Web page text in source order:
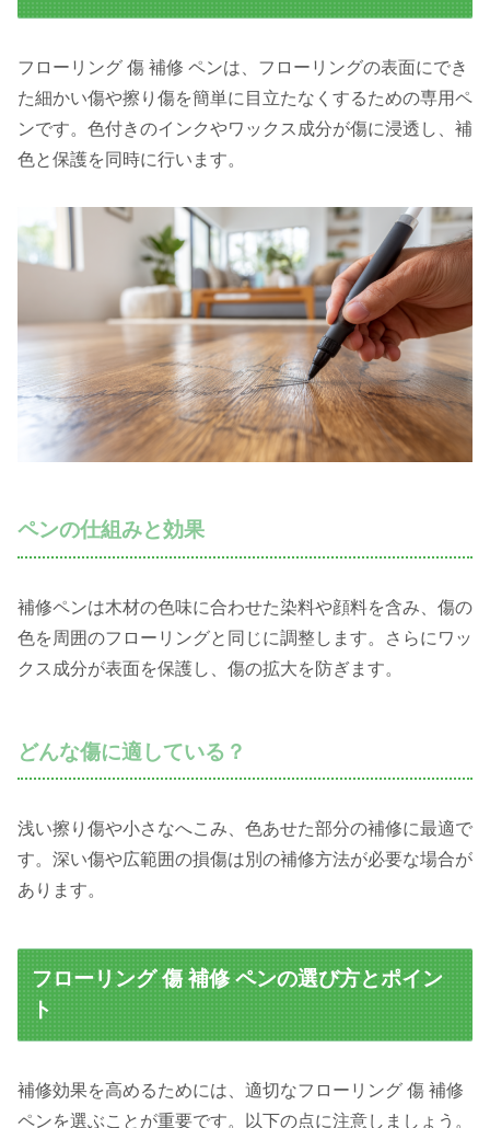
フローリング 傷 補修 ペンは、フローリングの表面にでき
た細かい傷や擦り傷を簡単に目立たなくするための専用ペ
ンです。色付きのインクやワックス成分が傷に浸透し、補
色と保護を同時に行います。
ペンの仕組みと効果
補修ペンは木材の色味に合わせた染料や顔料を含み、傷の
色を周囲のフローリングと同じに調整します。さらにワッ
クス成分が表面を保護し、傷の拡大を防ぎます。
どんな傷に適している？
浅い擦り傷や小さなへこみ、色あせた部分の補修に最適で
す。深い傷や広範囲の損傷は別の補修方法が必要な場合が
あります。
フローリング 傷 補修 ペンの選び方とポイン
ト
補修効果を高めるためには、適切なフローリング 傷 補修
ペンを選ぶことが重要です。以下の点に注意しましょう。